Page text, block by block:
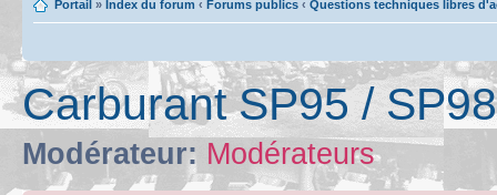
Portail » Index du forum ‹ Forums publics ‹ Questions techniques libres
Carburant SP95 /
Modérateur: Modérateurs